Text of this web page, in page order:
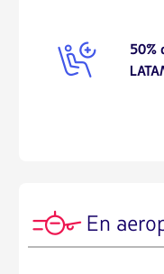
SIG065
50%
AIR014En